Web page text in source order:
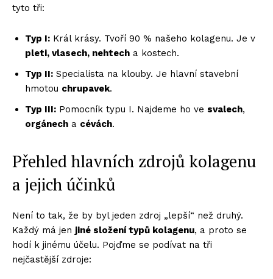
tyto tři:
Typ I: Král krásy. Tvoří 90 % našeho kolagenu. Je v
pleti, vlasech, nehtech a kostech.
Typ II: Specialista na klouby. Je hlavní stavební
hmotou chrupavek.
Typ III: Pomocník typu I. Najdeme ho ve svalech,
orgánech a cévách.
Přehled hlavních zdrojů kolagenu
a jejich účinků
Není to tak, že by byl jeden zdroj „lepší“ než druhý.
Každý má jen jiné složení typů kolagenu, a proto se
hodí k jinému účelu. Pojďme se podívat na tři
nejčastější zdroje: